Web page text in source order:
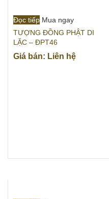
Đọc tiếp Mua ngay
TƯỢNG ĐỒNG PHẬT DI
LẶC – ĐPT46
Giá bán: Liên hệ